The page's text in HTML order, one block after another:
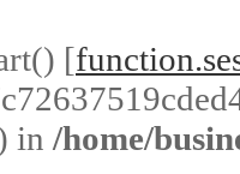
[
in /home/